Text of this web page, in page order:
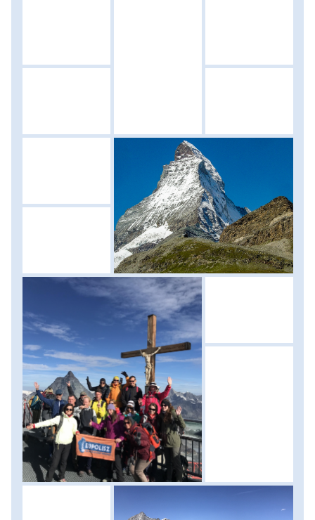
fekvő felvonóállomása, ahonnan 38 db 4000 m feletti
találhatjuk magunkat, még ha a technikai biztosítást
igénylő csúcsélmény ezúttal el is marad. Akik pedig
kihagynák a borsos árú utazást a jeges világba, tovább
ismerkedhetnek a világ egyik legexkluzívabb sí- és
turistaközpontjával. Mivel a vonatok késő estig kb. 20
percenként közlekednek Zermatt-Täsch között, mindenki
egyénileg eldöntheti, hogy mikor tér vissza kempingünkbe.
(Táv: 10 kilométer, szint: 400 méter fel/le) Szállás: kemping.